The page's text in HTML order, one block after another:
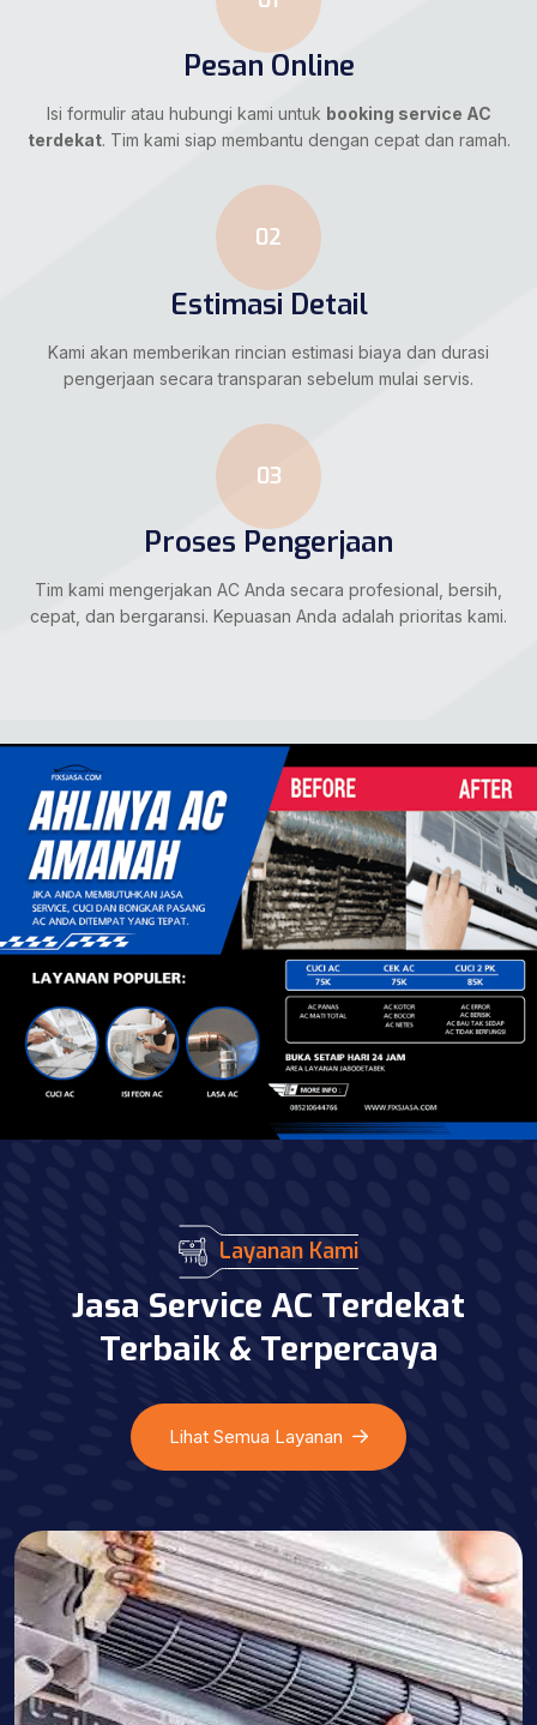
Pesan Online
Isi formulir atau hubungi kami untuk booking service AC
terdekat. Tim kami siap membantu dengan cepat dan ramah.
02
Estimasi Detail
Kami akan memberikan rincian estimasi biaya dan durasi
pengerjaan secara transparan sebelum mulai servis.
03
Proses Pengerjaan
Tim kami mengerjakan AC Anda secara profesional, bersih,
cepat, dan bergaransi. Kepuasan Anda adalah prioritas kami.
Layanan Kami
Jasa Service AC Terdekat
Terbaik & Terpercaya
Lihat Semua Layanan